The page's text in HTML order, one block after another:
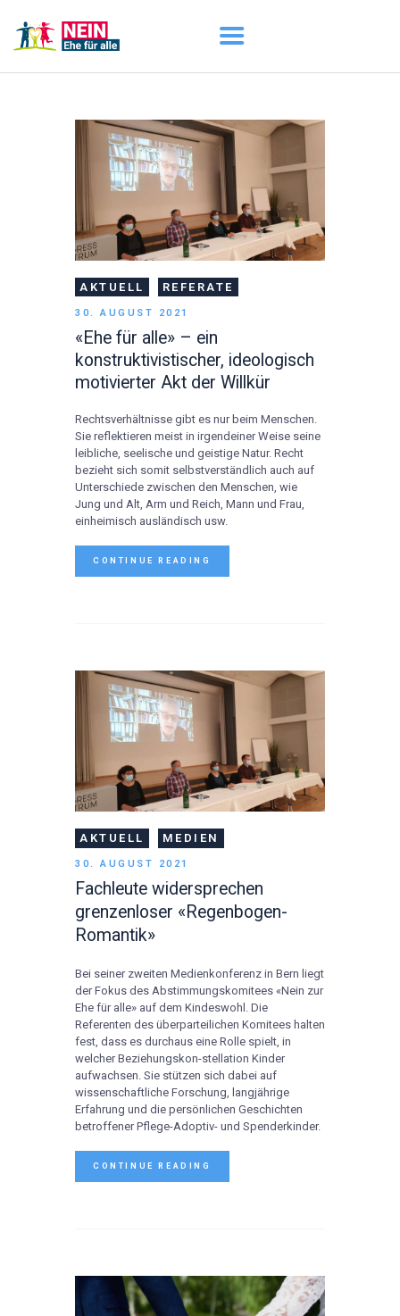
START
AKTUELL
DARUM GEHT ES
ÜBER UNS
DOWNLOADS
AKTUELL REFERATE
30. AUGUST 2021
«Ehe für alle» – ein
konstruktivistischer, ideologisch
motivierter Akt der Willkür
Rechtsverhältnisse gibt es nur beim Menschen.
Sie reflektieren meist in irgendeiner Weise seine
leibliche, seelische und geistige Natur. Recht
bezieht sich somit selbstverständlich auch auf
Unterschiede zwischen den Menschen, wie
Jung und Alt, Arm und Reich, Mann und Frau,
einheimisch ausländisch usw.
CONTINUE READING
AKTUELL MEDIEN
30. AUGUST 2021
Fachleute widersprechen
grenzenloser «Regenbogen-
Romantik»
Bei seiner zweiten Medienkonferenz in Bern liegt
der Fokus des Abstimmungskomitees «Nein zur
Ehe für alle» auf dem Kindeswohl. Die
Referenten des überparteilichen Komitees halten
fest, dass es durchaus eine Rolle spielt, in
welcher Beziehungskon-stellation Kinder
aufwachsen. Sie stützen sich dabei auf
wissenschaftliche Forschung, langjährige
Erfahrung und die persönlichen Geschichten
betroffener Pflege-Adoptiv- und Spenderkinder.
CONTINUE READING